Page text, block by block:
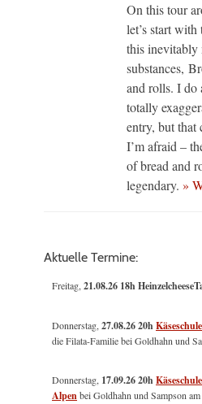
On this tour
let’s start
this inevitably
substances,
and rolls. I do
totally
entry, but that
I’m afraid –
of bread and
legendary. »
Aktuelle Termine:
Freitag,21.08.26 18h
Donnerstag,27.08.26 20h
die Filata-Familie bei Goldhahn und
Donnerstag, 17.09.26 20h
Alpenbei Goldhahn und Sampson